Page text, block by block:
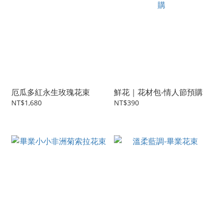
厄瓜多紅永生玫瑰花束
NT$1,680
鮮花｜花材包-情人節預購
NT$390